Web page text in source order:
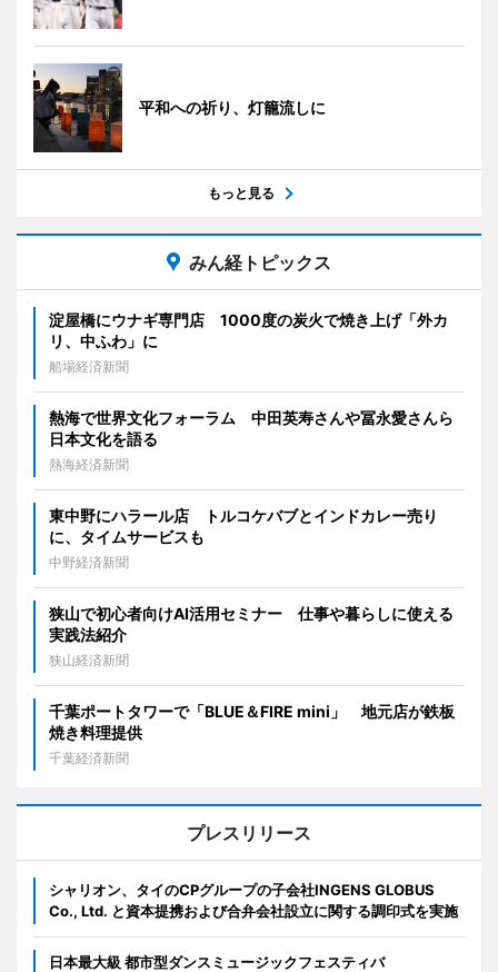
平和への祈り、灯籠流しに
もっと見る
みん経トピックス
淀屋橋にウナギ専門店 1000度の炭火で焼き上げ「外カ
リ、中ふわ」に
船場経済新聞
熱海で世界文化フォーラム 中田英寿さんや冨永愛さんら
日本文化を語る
熱海経済新聞
東中野にハラール店 トルコケバブとインドカレー売り
に、タイムサービスも
中野経済新聞
狭山で初心者向けAI活用セミナー 仕事や暮らしに使える
実践法紹介
狭山経済新聞
千葉ポートタワーで「BLUE＆FIRE mini」 地元店が鉄板
焼き料理提供
千葉経済新聞
プレスリリース
シャリオン、タイのCPグループの子会社INGENS GLOBUS
Co., Ltd. と資本提携および合弁会社設立に関する調印式を実施
日本最大級 都市型ダンスミュージックフェスティバ